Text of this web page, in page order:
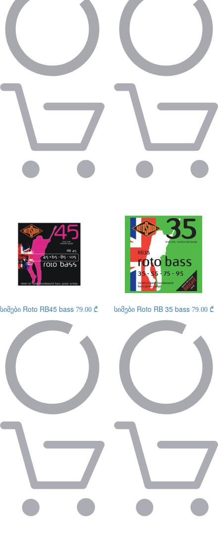
სიმები Roto RB45 bass 79.00 ₾ სიმები Roto RB 35 bass 79.00 ₾